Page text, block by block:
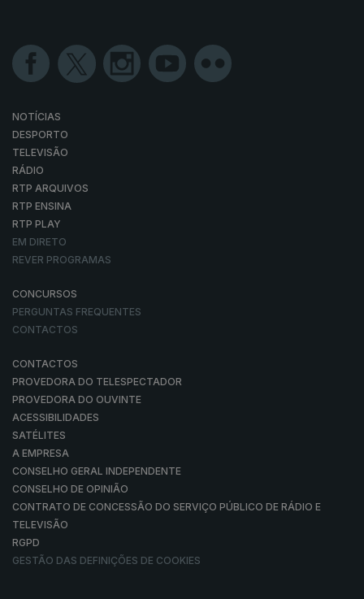
NOTÍCIAS
DESPORTO
TELEVISÃO
RÁDIO
RTP ARQUIVOS
RTP ENSINA
RTP PLAY
EM DIRETO
REVER PROGRAMAS
CONCURSOS
PERGUNTAS FREQUENTES
CONTACTOS
CONTACTOS
PROVEDORA DO TELESPECTADOR
PROVEDORA DO OUVINTE
ACESSIBILIDADES
SATÉLITES
A EMPRESA
CONSELHO GERAL INDEPENDENTE
CONSELHO DE OPINIÃO
CONTRATO DE CONCESSÃO DO SERVIÇO PÚBLICO DE RÁDIO E
TELEVISÃO
RGPD
GESTÃO DAS DEFINIÇÕES DE COOKIES